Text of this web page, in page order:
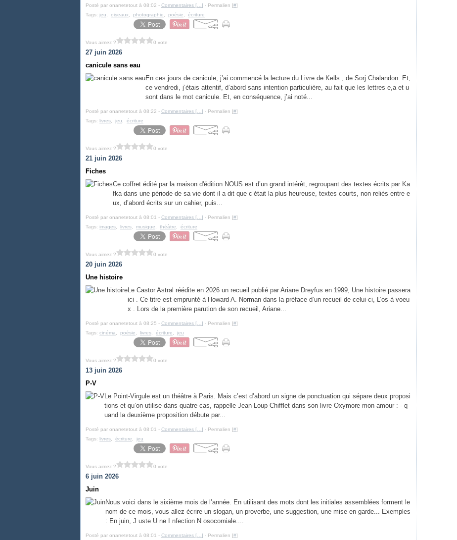
Posté par onarretetout à 08:02 - Commentaires [ ] - Permalien [#]
Tags: jeu oiseaux photographie poésie écriture
Vous aimez ? 0 vote
27 juin 2026
canicule sans eau
En ces jours de canicule, j’ai commencé la lecture du Livre de Kells , de Sorj Chalandon. Et,
ce vendredi, j’étais attentif, d’abord sans intention particulière, au fait que les lettres e,a et u
sont dans le mot canicule. Et, en conséquence, j’ai noté...
Posté par onarretetout à 08:22 - Commentaires [ ] - Permalien [#]
Tags: livres jeu écriture
Vous aimez ? 0 vote
21 juin 2026
Fiches
Ce coffret édité par la maison d'édition NOUS est d’un grand intérêt, regroupant des textes écrits par Ka
fka dans une période de sa vie dont il a dit que c’était la plus heureuse, textes courts, non reliés entre e
ux, d’abord écrits sur un cahier, puis...
Posté par onarretetout à 08:01 - Commentaires [ ] - Permalien [#]
Tags: images livres musique théâtre écriture
Vous aimez ? 0 vote
20 juin 2026
Une histoire
Le Castor Astral réédite en 2026 un recueil publié par Ariane Dreyfus en 1999, Une histoire passera
ici . Ce titre est emprunté à Howard A. Norman dans la préface d’un recueil de celui-ci, L’os à voeu
x . Lors de la première parution de son recueil, Ariane...
Posté par onarretetout à 08:25 - Commentaires [ ] - Permalien [#]
Tags: cinéma poésie livres écriture jeu
Vous aimez ? 0 vote
13 juin 2026
P-V
Le Point-Virgule est un théâtre à Paris. Mais c’est d’abord un signe de ponctuation qui sépare deux proposi
tions et qu’on utilise dans quatre cas, rappelle Jean-Loup Chifflet dans son livre Oxymore mon amour : - q
uand la deuxième proposition débute par...
Posté par onarretetout à 08:01 - Commentaires [ ] - Permalien [#]
Tags: livres écriture jeu
Vous aimez ? 0 vote
6 juin 2026
Juin
Nous voici dans le sixième mois de l’année. En utilisant des mots dont les initiales assemblées forment le
nom de ce mois, vous allez écrire un slogan, un proverbe, une suggestion, une mise en garde... Exemples
: En juin, J uste U ne I nfection N osocomiale....
Posté par onarretetout à 08:01 - Commentaires [ ] - Permalien [#]